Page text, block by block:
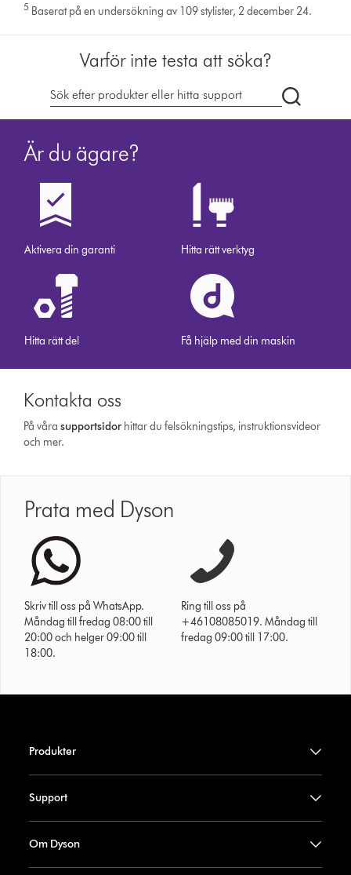
5 Baserat på en undersökning av 109 stylister, 2 december 24.
Varför inte testa att söka?
Sök
på
Är du ägare?
Aktivera din garanti Hitta rätt verktyg
Hitta rätt del Få hjälp med din maskin
Kontakta oss
På vårasupport­sidor hittar du felsökningstips, instruktionsvideor
och mer.
Prata med Dyson
Skriv till oss på WhatsApp.
Måndag till fredag 08:00 till
20:00 och helger 09:00 till
18:00.
Ring till oss på
+46108085019. Måndag till
fredag 09:00 till 17:00.
Produkter
Support
Om Dyson